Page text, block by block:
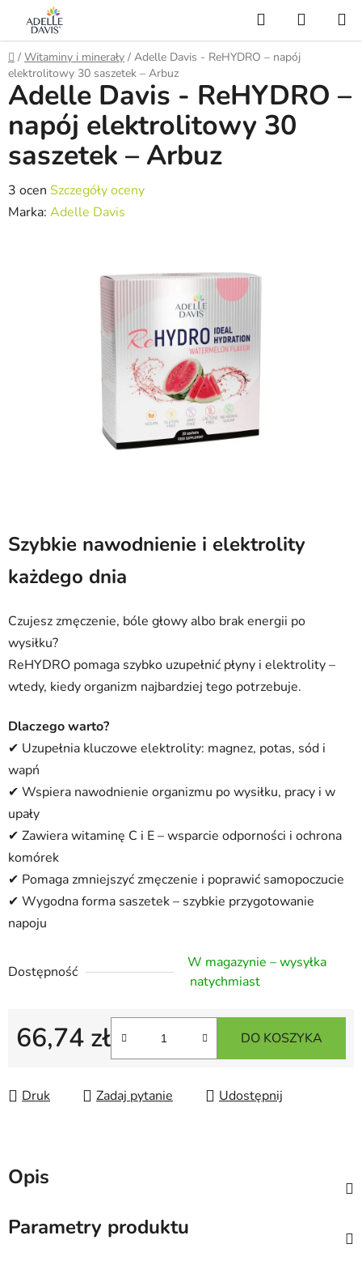
treści
Szukaj
Home
/ Witaminy i minerały / Adelle Davis - ReHYDRO – napój
elektrolitowy 30 saszetek – Arbuz
Szybkie nawodnienie i elektrolity
każdego dnia
Czujesz zmęczenie, bóle głowy albo brak energii po
wysiłku?
ReHYDRO pomaga szybko uzupełnić płyny i elektrolity –
wtedy, kiedy organizm najbardziej tego potrzebuje.
Dlaczego warto?
✔ Uzupełnia kluczowe elektrolity: magnez, potas, sód i
wapń
✔ Wspiera nawodnienie organizmu po wysiłku, pracy i w
upały
✔ Zawiera witaminę C i E – wsparcie odporności i ochrona
komórek
✔ Pomaga zmniejszyć zmęczenie i poprawić samopoczucie
✔ Wygodna forma saszetek – szybkie przygotowanie
napoju
Dostępność
W magazynie – wysyłka
natychmiast
66,74 zł
Cena jednostkowa:
DO KOSZYKA
Druk Zadaj pytanie Udostępnij
Adelle Davis - ReHYDRO –
napój elektrolitowy 30
saszetek – Arbuz
Średnia
ocena
3 ocen Szczegóły oceny
Marka: Adelle Davis
Opis
Parametry produktu